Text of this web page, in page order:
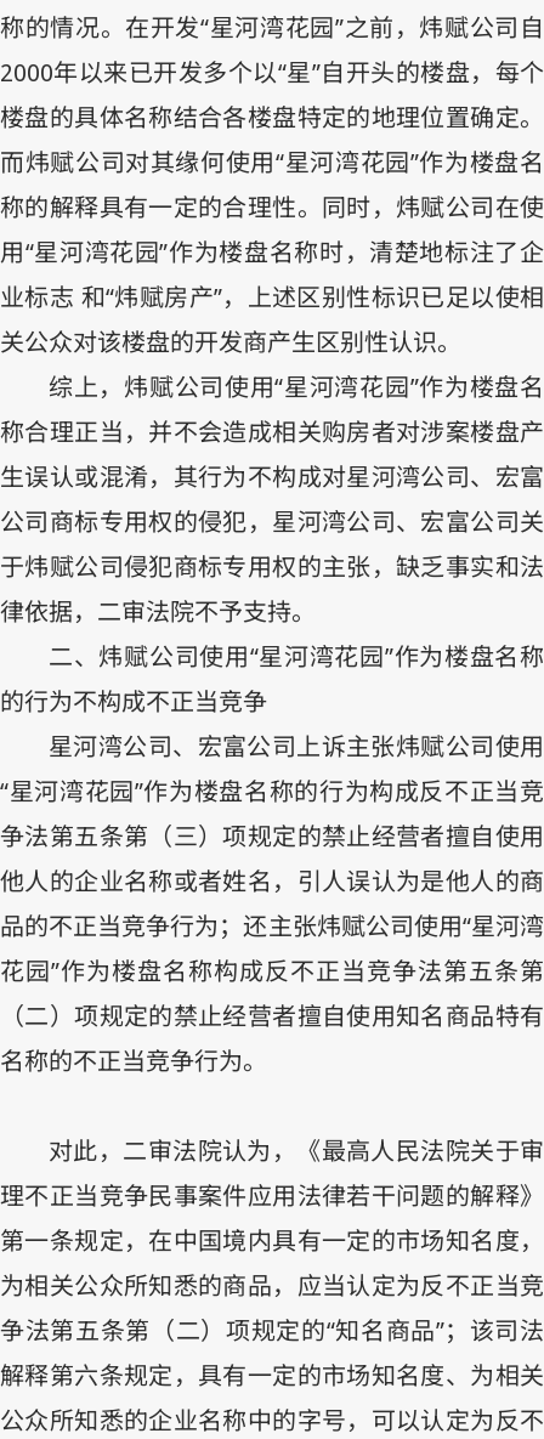
称的情况。在开发“星河湾花园”之前，炜赋公司自
2000年以来已开发多个以“星”自开头的楼盘，每个
楼盘的具体名称结合各楼盘特定的地理位置确定。
而炜赋公司对其缘何使用“星河湾花园”作为楼盘名
称的解释具有一定的合理性。同时，炜赋公司在使
用“星河湾花园”作为楼盘名称时，清楚地标注了企
业标志 和“炜赋房产”，上述区别性标识已足以使相
关公众对该楼盘的开发商产生区别性认识。
综上，炜赋公司使用“星河湾花园”作为楼盘名
称合理正当，并不会造成相关购房者对涉案楼盘产
生误认或混淆，其行为不构成对星河湾公司、宏富
公司商标专用权的侵犯，星河湾公司、宏富公司关
于炜赋公司侵犯商标专用权的主张，缺乏事实和法
律依据，二审法院不予支持。
二、炜赋公司使用“星河湾花园”作为楼盘名称
的行为不构成不正当竞争
星河湾公司、宏富公司上诉主张炜赋公司使用
“星河湾花园”作为楼盘名称的行为构成反不正当竞
争法第五条第（三）项规定的禁止经营者擅自使用
他人的企业名称或者姓名，引人误认为是他人的商
品的不正当竞争行为；还主张炜赋公司使用“星河湾
花园”作为楼盘名称构成反不正当竞争法第五条第
（二）项规定的禁止经营者擅自使用知名商品特有
名称的不正当竞争行为。
对此，二审法院认为，《最高人民法院关于审
理不正当竞争民事案件应用法律若干问题的解释》
第一条规定，在中国境内具有一定的市场知名度，
为相关公众所知悉的商品，应当认定为反不正当竞
争法第五条第（二）项规定的“知名商品”；该司法
解释第六条规定，具有一定的市场知名度、为相关
公众所知悉的企业名称中的字号，可以认定为反不